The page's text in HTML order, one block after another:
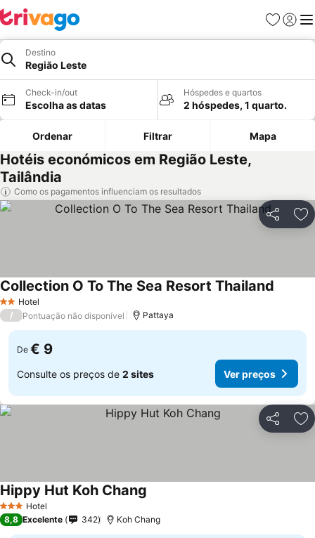
Favoritos
Iniciar
Destino
Região Leste
Check-in/out
Escolha as datas
Hóspedes e quartos
2 hóspedes, 1 quarto.
Ordenar Filtrar Mapa
Hotéis económicos em Região Leste,
Tailândia
Como os pagamentos influenciam os resultados
Partilhar
2 Estrelas
Hotel
Collection O To The Sea Resort Thailand
/ Pontuação não disponível Pattaya
De € 9
Consulte os preços de 2 sites Ver preços
Partilhar
3 EstrelasHotel
Hippy Hut Koh Chang
8,8 Excelente 342 Koh Chang